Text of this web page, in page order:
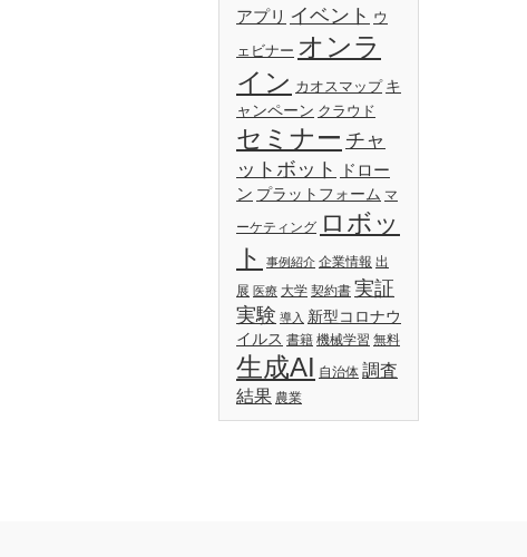
アプリ イベント ウ
ェビナー オンラ
イン カオスマップ キ
ャンペーン クラウド
セミナー チャ
ットボット
ドロー
ン プラットフォーム マ
ーケティング ロボッ
ト
事例紹介 企業情報 出
展 医療 大学 契約書 実証
実験 導入 新型コロナウ
イルス 書籍 機械学習 無料
生成AI 自治体 調査
結果 農業